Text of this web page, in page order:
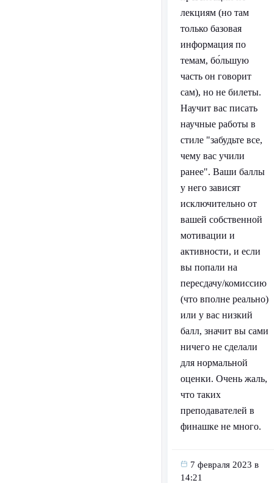
лекциям (но там
только базовая
информация по
темам, бо́льшую
часть он говорит
сам), но не билеты.
Научит вас писать
научные работы в
стиле "забудьте все,
чему вас учили
ранее". Ваши баллы
у него зависят
исключительно от
вашей собственной
мотивации и
активности, и если
вы попали на
пересдачу/комиссию
(что вполне реально)
или у вас низкий
балл, значит вы сами
ничего не сделали
для нормальной
оценки. Очень жаль,
что таких
преподавателей в
финашке не много.
7 февраля 2023 в
14:21